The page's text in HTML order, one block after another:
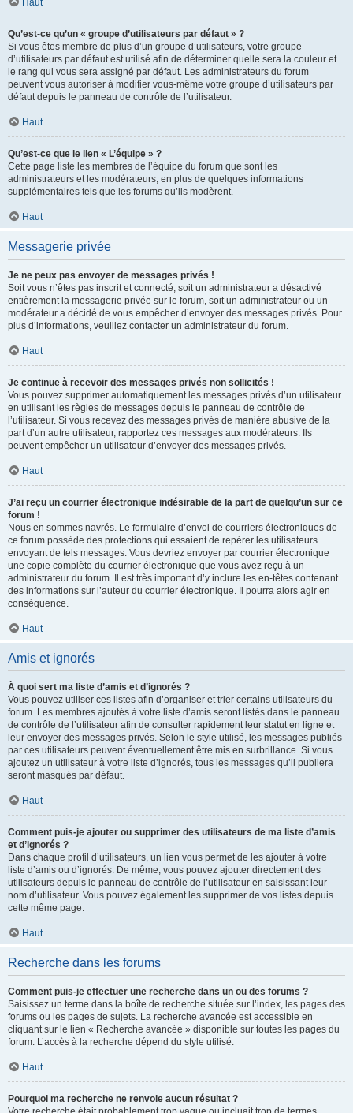
Haut
Qu’est-ce qu’un « groupe d’utilisateurs par défaut » ?
Si vous êtes membre de plus d’un groupe d’utilisateurs, votre groupe
d’utilisateurs par défaut est utilisé afin de déterminer quelle sera la couleur et
le rang qui vous sera assigné par défaut. Les administrateurs du forum
peuvent vous autoriser à modifier vous-même votre groupe d’utilisateurs par
défaut depuis le panneau de contrôle de l’utilisateur.
Haut
Qu’est-ce que le lien « L’équipe » ?
Cette page liste les membres de l’équipe du forum que sont les
administrateurs et les modérateurs, en plus de quelques informations
supplémentaires tels que les forums qu’ils modèrent.
Haut
Messagerie privée
Je ne peux pas envoyer de messages privés !
Soit vous n’êtes pas inscrit et connecté, soit un administrateur a désactivé
entièrement la messagerie privée sur le forum, soit un administrateur ou un
modérateur a décidé de vous empêcher d’envoyer des messages privés. Pour
plus d’informations, veuillez contacter un administrateur du forum.
Haut
Je continue à recevoir des messages privés non sollicités !
Vous pouvez supprimer automatiquement les messages privés d’un utilisateur
en utilisant les règles de messages depuis le panneau de contrôle de
l’utilisateur. Si vous recevez des messages privés de manière abusive de la
part d’un autre utilisateur, rapportez ces messages aux modérateurs. Ils
peuvent empêcher un utilisateur d’envoyer des messages privés.
Haut
J’ai reçu un courrier électronique indésirable de la part de quelqu’un sur ce
forum !
Nous en sommes navrés. Le formulaire d’envoi de courriers électroniques de
ce forum possède des protections qui essaient de repérer les utilisateurs
envoyant de tels messages. Vous devriez envoyer par courrier électronique
une copie complète du courrier électronique que vous avez reçu à un
administrateur du forum. Il est très important d’y inclure les en-têtes contenant
des informations sur l’auteur du courrier électronique. Il pourra alors agir en
conséquence.
Haut
Amis et ignorés
À quoi sert ma liste d’amis et d’ignorés ?
Vous pouvez utiliser ces listes afin d’organiser et trier certains utilisateurs du
forum. Les membres ajoutés à votre liste d’amis seront listés dans le panneau
de contrôle de l’utilisateur afin de consulter rapidement leur statut en ligne et
leur envoyer des messages privés. Selon le style utilisé, les messages publiés
par ces utilisateurs peuvent éventuellement être mis en surbrillance. Si vous
ajoutez un utilisateur à votre liste d’ignorés, tous les messages qu’il publiera
seront masqués par défaut.
Haut
Comment puis-je ajouter ou supprimer des utilisateurs de ma liste d’amis
et d’ignorés ?
Dans chaque profil d’utilisateurs, un lien vous permet de les ajouter à votre
liste d’amis ou d’ignorés. De même, vous pouvez ajouter directement des
utilisateurs depuis le panneau de contrôle de l’utilisateur en saisissant leur
nom d’utilisateur. Vous pouvez également les supprimer de vos listes depuis
cette même page.
Haut
Recherche dans les forums
Comment puis-je effectuer une recherche dans un ou des forums ?
Saisissez un terme dans la boîte de recherche située sur l’index, les pages des
forums ou les pages de sujets. La recherche avancée est accessible en
cliquant sur le lien « Recherche avancée » disponible sur toutes les pages du
forum. L’accès à la recherche dépend du style utilisé.
Haut
Pourquoi ma recherche ne renvoie aucun résultat ?